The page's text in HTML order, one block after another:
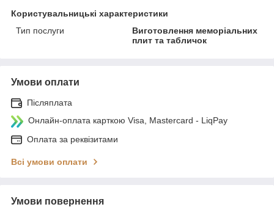
Користувальницькі характеристики
Тип послуги
Виготовлення меморіальних
плит та табличок
Умови оплати
Післяплата
Онлайн-оплата карткою Visa, Mastercard - LiqPay
Оплата за реквізитами
Всі умови оплати
Умови повернення